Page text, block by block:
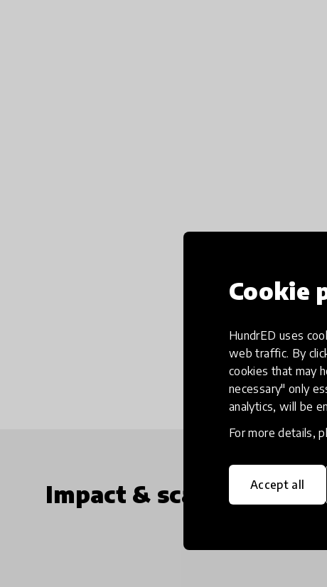
Cookie
HundrED uses
web traffic. By
cookies that may
necessary" only
analytics, will be
For more details,
Accept all
Impact & scalability